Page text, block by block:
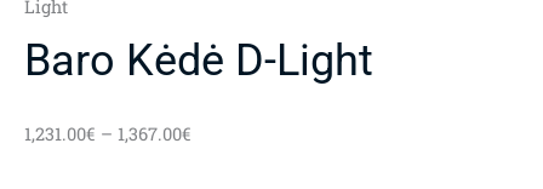
Light
Baro Kėdė D-Light
1,231.00€ – 1,367.00€